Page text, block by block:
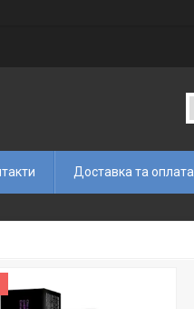
Доставка та оплата